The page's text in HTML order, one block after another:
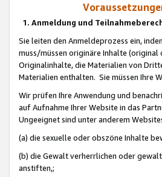
1. Anmeldung und
Sie leiten den Anmeldeprozess ein,
muss/müssen originäre Inhalte
Originalinhalte, die Materialien von
Materialien enthalten. Sie müssen Ihre
Wir prüfen Ihre Anwendung und
auf Aufnahme Ihrer Website in das
Ungeeignet sind unter anderem
(a) die sexuelle oder obszöne Inhalte
(b) die Gewalt verherrlichen oder
anstiften,;